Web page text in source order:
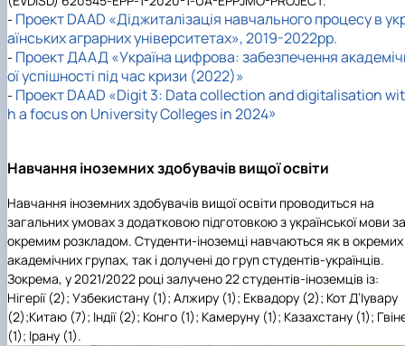
- Проект DAAD «Діджиталізація навчального процесу в
аїнських аграрних університетах», 2019-2022рр.
- Проект ДААД «Україна цифрова: забезпечення
ої успішності під час кризи (2022)»
- Проект DAAD «Digit 3: Data collection and digitalisation wit
h a focus on University Colleges in 2024»
Навчання іноземних здобувачів вищої освіти
Навчання іноземних здобувачів вищої освіти проводиться на
загальних умовах з додатковою підготовкою з української мови за
окремим розкладом. Студенти-іноземці навчаються як в окремих
академічних групах, так і долучені до груп студентів-українців.
Зокрема, у 2021/2022 році залучено 22 студентів-іноземців із:
Нігерії (2); Узбекистану (1); Алжиру (1); Еквадору (2); Кот Д’Іувару
(2);Китаю (7); Індії (2); Конго (1); Камеруну (1); Казахстану (1);
(1); Ірану (1).